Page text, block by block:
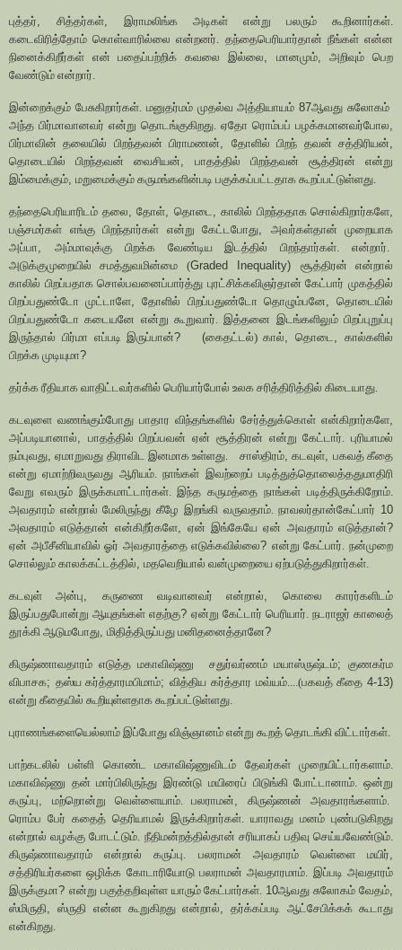
புத்தர் சித்தர்கள்
இராமலிங்க அடிகள் என்று பலரும் கூறினார்கள்.
கடைவிரித்தோம் கொள்வாரில்லை என்றனர். தந்தைபெரியார்தான் நீங்கள் என்ன
நினைக்கிறீர்கள் என் பதைப்பற்றிக் கவலை இல்லை
மானமும்,அறிவும் பெற
வேண்டும் என்றார்.
இன்றைக்கும் பேசுகிறார்கள். மனுதர்மம் முதல்வ அத்தியாயம்87ஆவது சுலோகம்
அந்த பிர்மாவானவர் என்று தொடங்குகிறது. ஏதோ ரொம்பப் பழக்கமானவர்போல
பிர்மாவின் தலையில் பிறந்தவன் பிராமணன்
தோளில் பிறந் தவன் சத்திரியன்
தொடையில் பிறந்தவன் வைசியன்
பாதத்தில் பிறந்தவன் சூத்திரன் என்று
இம்மைக்கும் மறுமைக்கும் கருமங்களின்படி பகுக்கப்பட்டதாக கூறப்பட்டுள்ளது.
தந்தைபெரியாரிடம் தலை தோள் தொடை காலில் பிறந்ததாக சொல்கிறார்களே
பஞ்சமர்கள் எங்கு பிறந்தார்கள் என்று கேட்டபோது
அவர்கள்தான் முறையாக
அப்பா
அம்மாவுக்கு பிறக்க வேண்டிய இடத்தில் பிறந்தார்கள். என்றார்.
அடுக்குமுறையில் சமத்துவமின்மை (Graded Inequality) சூத்திரன் என்றால்
காலில் பிறப்பதாக சொல்பவனைப்பார்த்து புரட்சிக்கவிஞர்தான் கேட்பார் முகத்தில்
பிறப்பதுண்டோ முட்டாளே ,தோளில் பிறப்பதுண்டோ தொழும்பனே ,தொடையில்
பிறப்பதுண்டோ கடையனே என்று கூறுவார். இத்தனை இடங்களிலும் பிறப்புறுப்பு
இருந்தால் பிர்மா எப்படி இருப்பான்? (கைதட்டல்) கால் ,தொடை ,கால்களில்
பிறக்க முடியுமா?
தர்க்க ரீதியாக வாதிட்டவர்களில் பெரியார்போல் உலக சரித்திரித்தில் கிடையாது.
கடவுளை வணங்கும்போது பாதார விந்தங்களில் சேர்த்துக்கொள் என்கிறார்களே
அப்படியானால்
பாதத்தில் பிறப்பவன் ஏன் சூத்திரன் என்று கேட்டார். புரியாமல்
நம்புவது ,ஏமாறுவது திராவிட இனமாக உள்ளது. சாஸ்திரம் ,கடவுள் பகவத் கீதை
என்று ஏமாற்றிவருவது ஆரியம். நாங்கள் இவற்றைப் படித்துத்தொலைத்ததுமாதிரி
வேறு எவரும் இருக்கமாட்டார்கள். இந்த கருமத்தை நாங்கள் படித்திருக்கிறோம்.
அவதாரம் என்றால் மேலிருந்து கீழே இறங்கி வருவதாம். நாவலர்தான்கேட்பார் 10
அவதாரம் எடுத்தான் என்கிறீர்களே, ஏன் இங்கேயே ஏன் அவதாரம் எடுத்தான்?
ஏன் அபீசீனியாவில் ஓர் அவதாரத்தை எடுக்கவில்லை? என்று கேட்பார். நன்முறை
சொல்லும் காலக்கட்டத்தில் மதவெறியால் வன்முறையை ஏற்படுத்துகிறார்கள்.
கடவுள் அன்பு கருணை வடிவானவர் என்றால்
கொலை காரர்களிடம்
இருப்பதுபோன்று ஆயுதங்கள் எதற்கு? ஏன்று கேட்டார் பெரியார். நடராஜர் காலைத்
தூக்கி ஆடுமபோது மிதித்திருப்பது மனிதனைத்தானே?
கிருஷ்ணாவதாரம் எடுத்த மகாவிஷ்ணு சதுர்வர்ணம் மயாஸ்ருஷ்டம்;குணகர்ம
விபாசக; தஸ்ய கர்த்தாரமபிமாம்;வித்திய கர்த்தார மவ்யம்....(பகவத் கீதை4-13)
என்று கீதையில் கூறியுள்ளதாக கூறப்பட்டுள்ளது.
புராணங்களையெல்லாம் இப்போது விஞ்ஞானம் என்று கூறத் தொடங்கி விட்டார்கள்.
பாற்கடலில் பள்ளி கொண்ட மகாவிஷ்ணுவிடம் தேவர்கள் முறையிட்டார்களாம்.
மகாவிஷ்ணு தன் மார்பிலிருந்து இரண்டு மயிரைப் பிடுங்கி போட்டானாம். ஒன்று
கருப்பு
மற்றொன்று வெள்ளையாம். பலராமன் ,கிருஷ்ணன் அவதாரங்களாம்.
ரொம்ப பேர் கதைத் தெரியாமல் இருக்கிறார்கள். யாராவது மனம் புண்படுகிறது
என்றால் வழக்கு போடட்டும். நீதிமன்றத்தில்தான் சரியாகப் பதிவு செய்யவேண்டும்.
கிருஷ்ணாவதாரம் என்றால் கருப்பு. பலராமன் அவதாரம் வெள்ளை மயிர்
சத்திரியர்களை ஒழிக்க கோடாரியோடு பலராமன் அவதாரமாம். இப்படி அவதாரம்
இருக்குமா? என்று பகுத்தறிவுள்ள யாரும் கேட்பார்கள். 10ஆவது சுலோகம் வேதம்
ஸ்மிருதி ,ஸ்ருதி என்ன கூறுகிறது என்றால் ,தர்க்கப்படி ஆட்சேபிக்கக் கூடாது
என்கிறது.